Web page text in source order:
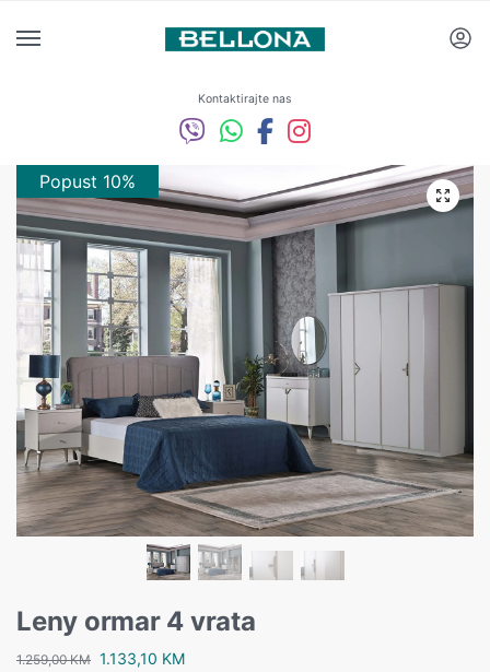
Kontaktirajte nas
Popust 10%
Leny ormar 4 vrata
1.259,00KM 1.133,10 KM